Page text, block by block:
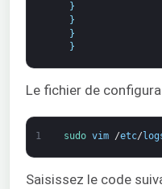
}
}
}
}
Le fichier de
1 sudo vim /etc/
Saisissez le code